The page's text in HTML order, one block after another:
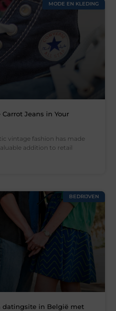
MODE EN KLEDING
Jeans in Your
vintage fashion has made
addition to retail
BEDRIJVEN
datingsite in België met